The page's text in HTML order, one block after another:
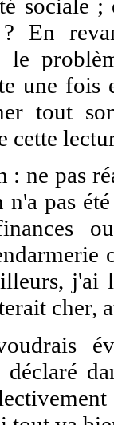
sociale
En
une fois
tout
cette
ne pas
pas
j'ai
cher,
déclaré